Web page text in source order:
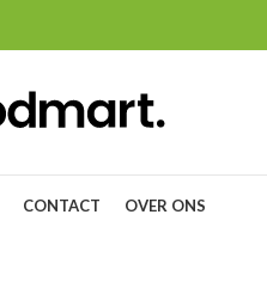
CONTACT OVER ONS